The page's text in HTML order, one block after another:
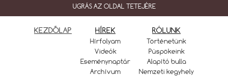
UGRÁS AZ OLDAL TETEJÉRE
KEZDŐLAP HÍREK
Hírfolyam
Videók
Eseménynaptár
Archívum
RÓLUNK
Történetünk
Püspökeink
Alapító bulla
Nemzeti kegyhely